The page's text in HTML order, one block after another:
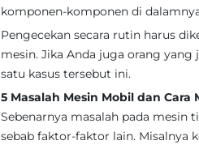
komponen-komponen di
Pengecekan secara rutin harus
mesin. Jika Anda juga orang
satu kasus tersebut ini.
5 Masalah Mesin Mobil dan Cara
Sebenarnya masalah pada mesin
sebab faktor-faktor lain. Misalnya